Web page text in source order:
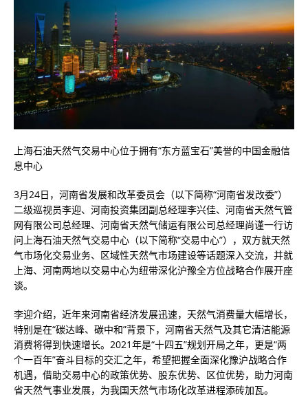
上海石油天然气交易中心位于拥有“东方蓝宝石”美誉的中国金融信
息中心
3月24日，河南省发展和改革委员会（以下简称“河南省发改委”）
二级巡视员李迎、河南投资集团副总经理李兴佳、河南省天然气管
网有限公司总经理、河南省天然气储运有限公司总经理尚谨一行访
问上海石油天然气交易中心（以下简称“交易中心”），双方就天然
气市场化交易业务、区域性天然气市场建设等话题深入交流，并就
上海、河南两地以交易中心为纽带深化沪豫全方位战略合作展开座
谈。
李迎介绍，近年来河南省经济发展迅速，天然气消费量大幅增长，
特别是在“碳达峰、碳中和”背景下，河南省天然气及其它清洁能源
消费将得到快速增长。2021年是“十四五”规划开局之年，更是“两
个一百年”奋斗目标的交汇之年，希望把握全面深化豫沪战略合作
机遇，借助交易中心的政策优势、股东优势、区位优势，助力河南
省天然气事业发展，为我国天然气市场化改革进程添砖加瓦。